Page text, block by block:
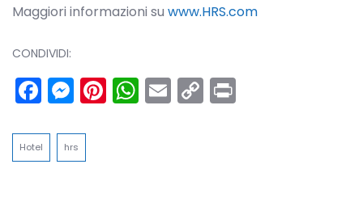
Maggiori informazioni su www.HRS.com
CONDIVIDI:
Facebook
Messenger
Pinterest
WhatsApp
Email
Copy
Hotel hrs